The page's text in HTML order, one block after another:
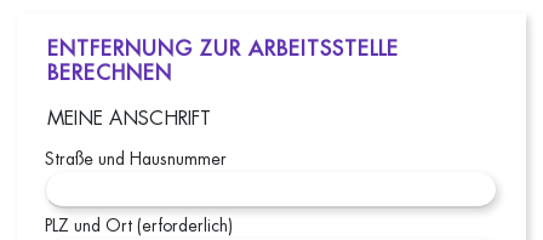
ENTFERNUNG ZUR ARBEITSSTELLE
BERECHNEN
MEINE ANSCHRIFT
Straße und Hausnummer
PLZ und Ort (erforderlich)